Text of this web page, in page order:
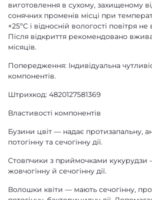
виготовлення в сухому, захищеному
сонячних променів місці при
+25ºС і відносній вологості повітря
Після відкриття рекомендовано
місяців.
Попередження: Індивідуальна
компонентів.
Штрихкод: 4820127581369
Властивості компонентів
Бузини цвіт — надає протизапальну,
потогінну та сечогінну дії.
Стовпчики з приймочками
жовчогінну й сечогінну дії.
Волошки квіти — мають сечогінну,